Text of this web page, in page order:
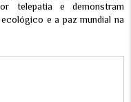
telepatia e demonstram
e a paz mundial na